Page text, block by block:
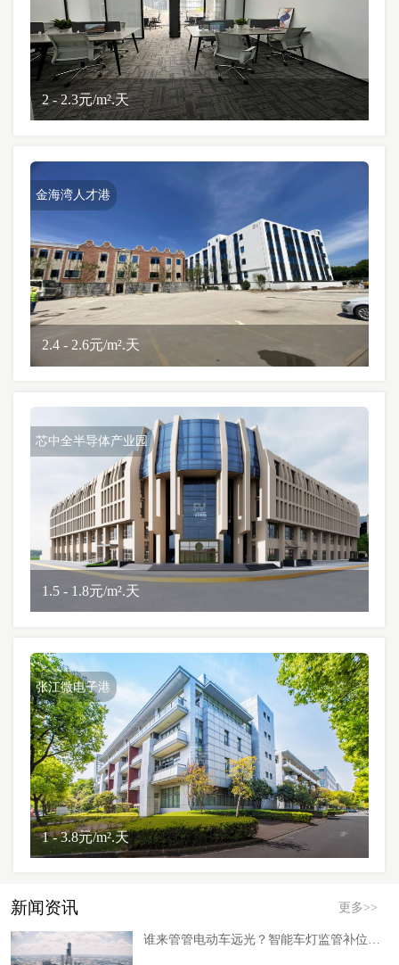
2 - 2.3元/m².天
金海湾人才港
2.4 - 2.6元/m².天
芯中全半导体产业园
1.5 - 1.8元/m².天
张江微电子港
1 - 3.8元/m².天
新闻资讯 更多>>